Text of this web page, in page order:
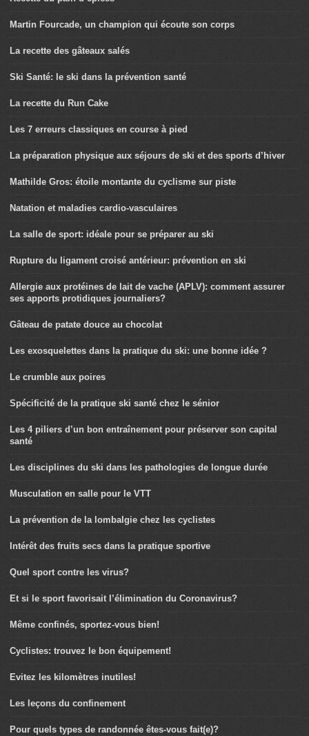
Martin Fourcade, un champion qui écoute son corps
La recette des gâteaux salés
Ski Santé: le ski dans la prévention santé
La recette du Run Cake
Les 7 erreurs classiques en course à pied
La préparation physique aux séjours de ski et des sports d’hiver
Mathilde Gros: étoile montante du cyclisme sur piste
Natation et maladies cardio-vasculaires
La salle de sport: idéale pour se préparer au ski
Rupture du ligament croisé antérieur: prévention en ski
Allergie aux protéines de lait de vache (APLV): comment assurer
ses apports protidiques journaliers?
Gâteau de patate douce au chocolat
Les exosquelettes dans la pratique du ski: une bonne idée ?
Le crumble aux poires
Spécificité de la pratique ski santé chez le sénior
Les 4 piliers d’un bon entraînement pour préserver son capital
santé
Les disciplines du ski dans les pathologies de longue durée
Musculation en salle pour le VTT
La prévention de la lombalgie chez les cyclistes
Intérêt des fruits secs dans la pratique sportive
Quel sport contre les virus?
Et si le sport favorisait l’élimination du Coronavirus?
Même confinés, sportez-vous bien!
Cyclistes: trouvez le bon équipement!
Evitez les kilomètres inutiles!
Les leçons du confinement
Pour quels types de randonnée êtes-vous fait(e)?